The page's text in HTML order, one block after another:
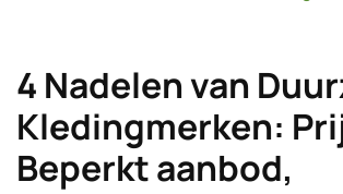
4 Nadelen van
Kledingmerken:
Beperkt aanbod,